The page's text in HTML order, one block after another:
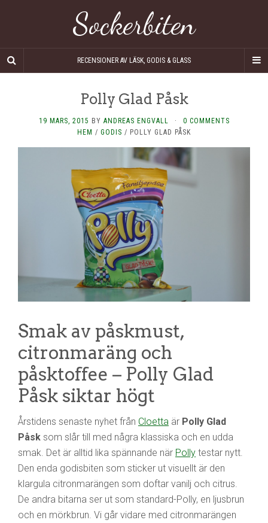
Sockerbiten
RECENSIONER AV LÄSK, GODIS & GLASS
Polly Glad Påsk
19 MARS, 2015 BY ANDREAS ENGVALL ·
0 COMMENTS
HEM / GODIS / POLLY GLAD PÅSK
Smak av påskmust,
citronmaräng och
påsktoffee – Polly Glad
Påsk siktar högt
Årstidens senaste nyhet från Cloetta är Polly Glad
Påsk som slår till med några klassiska och en udda
smak. Det är alltid lika spännande när Polly testar nytt.
Den enda godisbiten som sticker ut visuellt är den
klargula citronmarängen som doftar vanilj och citrus.
De andra bitarna ser ut som standard-Polly, en ljusbrun
och en mörkbrun. Vi går vidare med citronmarängen